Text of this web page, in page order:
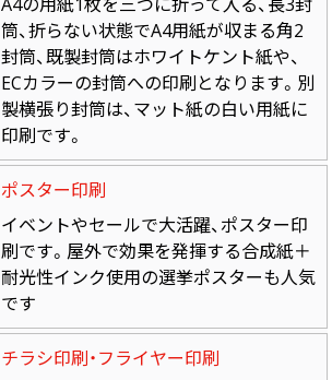
A4の用紙1枚を三つに折って入る、長3封
筒、折らない状態でA4用紙が収まる角2
封筒、既製封筒はホワイトケント紙や、
ECカラーの封筒への印刷となります。別
製横張り封筒は、マット紙の白い用紙に
印刷です。
ポスター印刷
イベントやセールで大活躍、ポスター印
刷です。屋外で効果を発揮する合成紙＋
耐光性インク使用の選挙ポスターも人気
です
チラシ印刷・フライヤー印刷